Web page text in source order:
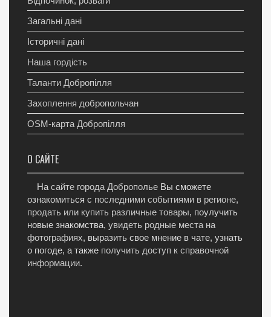
Загальні дані
Історичні дані
Наша гордість
Таланти Добропілля
Захоплення добропольчан
OSM-карта Добропілля
О САЙТЕ
На сайте города Доброполье Вы сможете
ознакомиться с последними событиями в регионе,
продать или купить различные товары, поулучить
новые знакомства, увидеть родные места на
фотографиях, выразить свое мнение в чате, узнать
о погоде, а также получить доступ к справочной
информации.